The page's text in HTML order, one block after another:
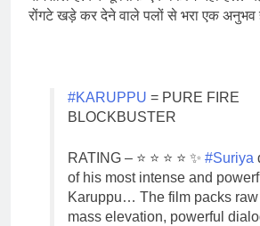
रोंगटे खड़े कर देने वाले पलों से भरा एक अनुभव
#KARUPPU = PURE FIRE
BLOCKBUSTER
RATING – ⭐ ⭐ ⭐ ⭐ ✨ #Suriya
of his most intense and
Karuppu… The film packs raw
mass elevation, powerful